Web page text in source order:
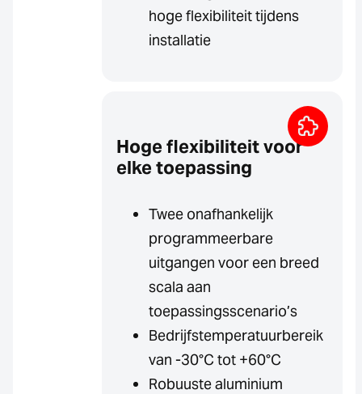
hoge flexibiliteit tijdens
installatie
Hoge flexibiliteit voor
elke toepassing
Twee onafhankelijk
programmeerbare
uitgangen voor een breed
scala aan
toepassingsscenario’s
Bedrijfstemperatuurbereik
van -30°C tot +60°C
Robuuste aluminium